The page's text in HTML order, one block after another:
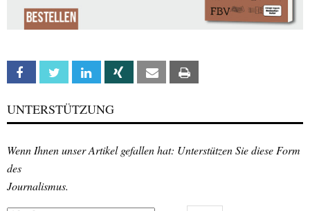
Facebook Twitter Linkedin Xing Email
UNTERSTÜTZUNG
Wenn Ihnen unser Artikel gefallen hat: Unterstützen Sie diese Form
des
Journalismus.